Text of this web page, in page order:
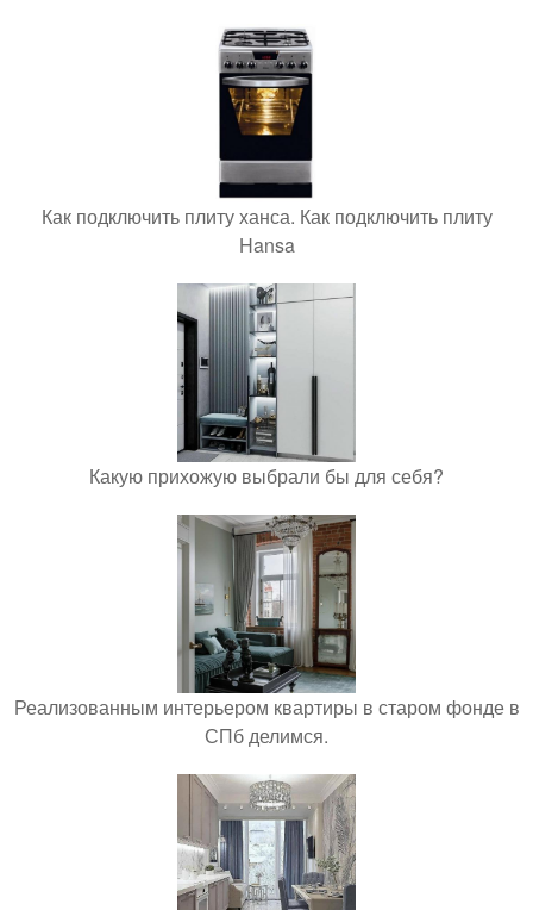
Как подключить плиту ханса. Как подключить плиту
Hansa
Какую прихожую выбрали бы для себя?
Реализованным интерьером квартиры в старом фонде в
СПб делимся.